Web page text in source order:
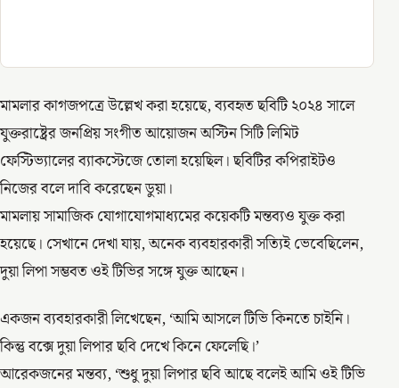
মামলার কাগজপত্রে উল্লেখ করা হয়েছে, ব্যবহৃত ছবিটি ২০২৪ সালে
যুক্তরাষ্ট্রের জনপ্রিয় সংগীত আয়োজন অস্টিন সিটি লিমিট
ফেস্টিভ্যালের ব্যাকস্টেজে তোলা হয়েছিল। ছবিটির কপিরাইটও
নিজের বলে দাবি করেছেন ডুয়া।
মামলায় সামাজিক যোগাযোগমাধ্যমের কয়েকটি মন্তব্যও যুক্ত করা
হয়েছে। সেখানে দেখা যায়, অনেক ব্যবহারকারী সত্যিই ভেবেছিলেন,
দুয়া লিপা সম্ভবত ওই টিভির সঙ্গে যুক্ত আছেন।
একজন ব্যবহারকারী লিখেছেন, ‘আমি আসলে টিভি কিনতে চাইনি।
কিন্তু বক্সে দুয়া লিপার ছবি দেখে কিনে ফেলেছি।’
আরেকজনের মন্তব্য, ‘শুধু দুয়া লিপার ছবি আছে বলেই আমি ওই টিভি